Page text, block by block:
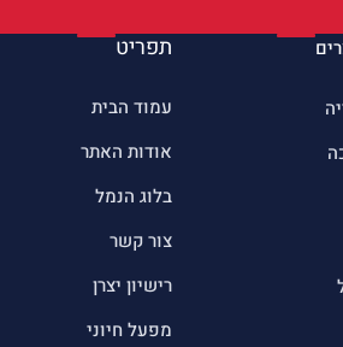
תפריט
עמוד הבית
אודות האתר
בלוג הנמל
צור קשר
רישיון יצרן
מפעל חיוני